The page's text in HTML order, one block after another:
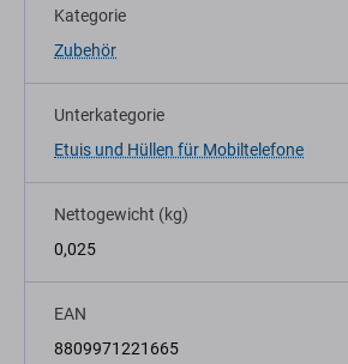
Kategorie
Zubehör
Unterkategorie
Etuis und Hüllen für Mobiltelefone
Nettogewicht (kg)
0,025
EAN
8809971221665